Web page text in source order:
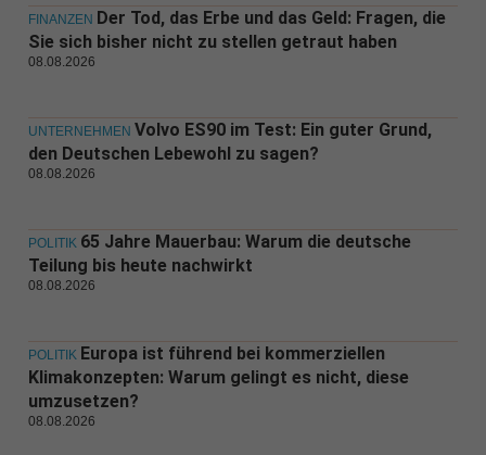
FINANZEN Der Tod, das Erbe und das Geld: Fragen, die
Sie sich bisher nicht zu stellen getraut haben
08.08.2026
UNTERNEHMEN Volvo ES90 im Test: Ein guter Grund,
den Deutschen Lebewohl zu sagen?
08.08.2026
POLITIK 65 Jahre Mauerbau: Warum die deutsche
Teilung bis heute nachwirkt
08.08.2026
POLITIK Europa ist führend bei kommerziellen
Klimakonzepten: Warum gelingt es nicht, diese
umzusetzen?
08.08.2026